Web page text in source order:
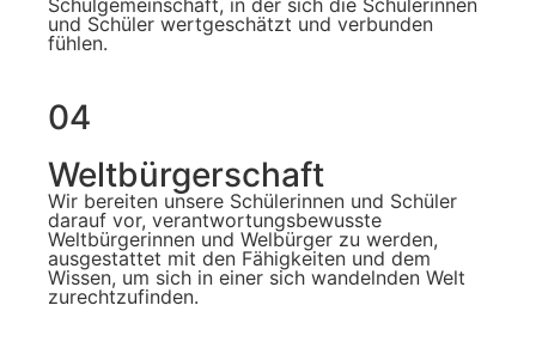
Schulgemeinschaft, in der sich die Schülerinnen
und Schüler wertgeschätzt und verbunden
fühlen.
04
Weltbürgerschaft
Wir bereiten unsere Schülerinnen und Schüler
darauf vor, verantwortungsbewusste
Weltbürgerinnen und Welbürger zu werden,
ausgestattet mit den Fähigkeiten und dem
Wissen, um sich in einer sich wandelnden Welt
zurechtzufinden.